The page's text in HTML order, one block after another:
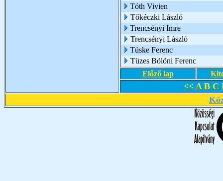
Tóth Vivien
Tőkéczki László
Trencsényi Imre
Trencsényi László
Tüske Ferenc
Tüzes Bölöni Ferenc
Előző lap
<< A B C